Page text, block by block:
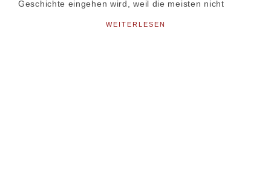
Geschichte eingehen wird, weil die meisten nicht
WEITERLESEN